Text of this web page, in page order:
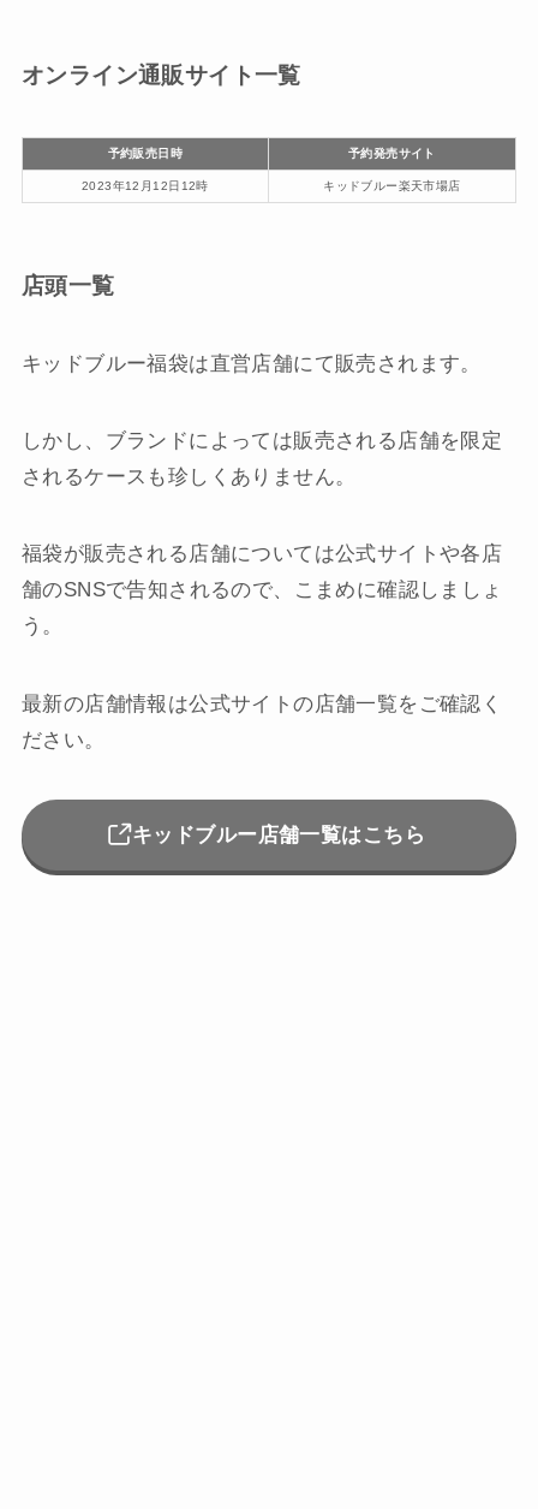
オンライン通販サイト一覧
予約販売日時 予約発売サイト
2023年12月12日12時 キッドブルー楽天市場店
店頭一覧
キッドブルー福袋は直営店舗にて販売されます。
しかし、ブランドによっては販売される店舗を限定
されるケースも珍しくありません。
福袋が販売される店舗については公式サイトや各店
舗のSNSで告知されるので、こまめに確認しましょ
う。
最新の店舗情報は公式サイトの店舗一覧をご確認く
ださい。
キッドブルー店舗一覧はこちら